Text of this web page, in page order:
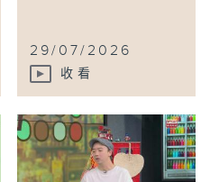
29/07/2026
收看